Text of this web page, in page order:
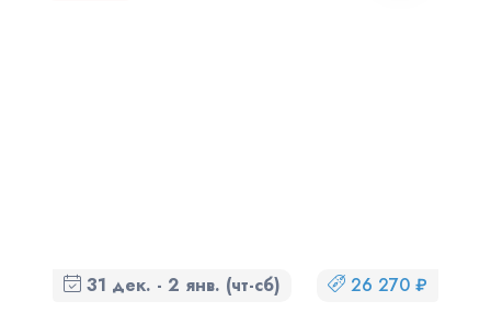
31 дек. - 2 янв. (чт-сб) 26 270 ₽